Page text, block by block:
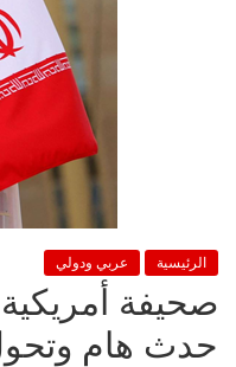
الرئيسية عربي ودولي
صحيفة
حدث هام